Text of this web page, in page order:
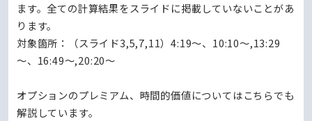
ます。全ての計算結果をスライドに掲載していないことがあ
ります。
対象箇所：（スライド3,5,7,11）4:19～、10:10～,13:29
～、16:49～,20:20～
オプションのプレミアム、時間的価値についてはこちらでも
解説しています。